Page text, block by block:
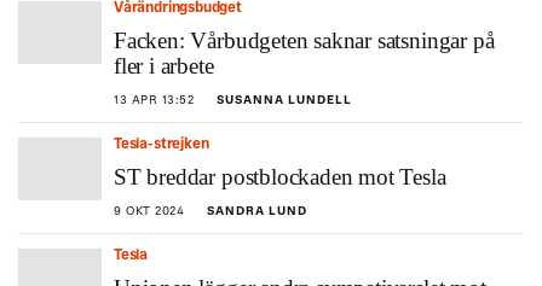
Vårändringsbudget
Facken: Vårbudgeten saknar satsningar på
fler i arbete
13 APR 13:52 SUSANNA LUNDELL
Tesla-strejken
ST breddar postblockaden mot Tesla
9 OKT 2024 SANDRA LUND
Tesla